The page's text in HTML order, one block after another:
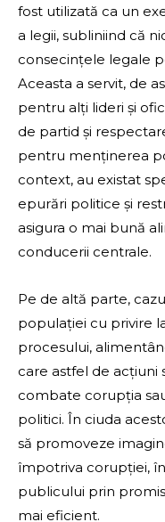
fost utilizată ca un
a legii, subliniind că
consecințele legale
Aceasta a servit, de
pentru alți lideri și
de partid și
pentru menținerea
context, au existat
epurări politice și
asigura o mai bună
conducerii centrale.
Pe de altă parte,
populației cu privire
procesului,
care astfel de acțiuni
combate corupția
politici. În ciuda
să promoveze
împotriva corupției,
publicului prin
mai eficient.